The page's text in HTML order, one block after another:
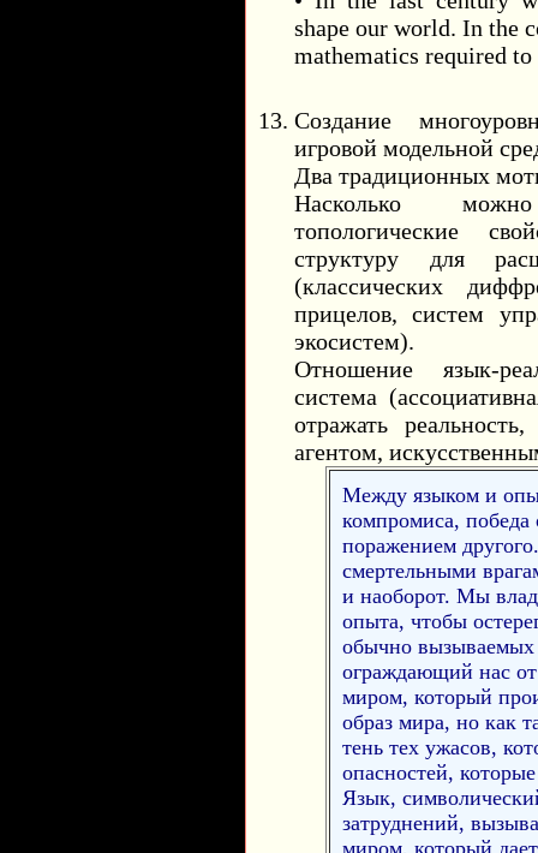
shape our world. In the
mathematics required
Создание
игровой модельной
Два традиционных
Насколько
топологические
структуру для
(классических
прицелов, систем
экосистем).
Отношение язык-
система
отражать
агентом,
Между языком и
компромиса, победа
поражением
смертельными
и наоборот. Мы
опыта, чтобы
обычно
ограждающий нас от
миром, который
образ мира, но как
тень тех ужасов,
опасностей,
Язык,
затруднений,
миром, который